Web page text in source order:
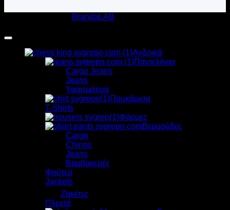
BrandaLAB
Ανδρικά
Παντελόνια
Cargo Jeans
Jeans
Υφασμάτινα
Πουκάμισα
T-Shirts
Φόρμες
Βερμούδες
Cargo
Chinos
Jeans
Βαμβακερές
Φούτερ
Jackets
Ζακέτες
Πλεκτά